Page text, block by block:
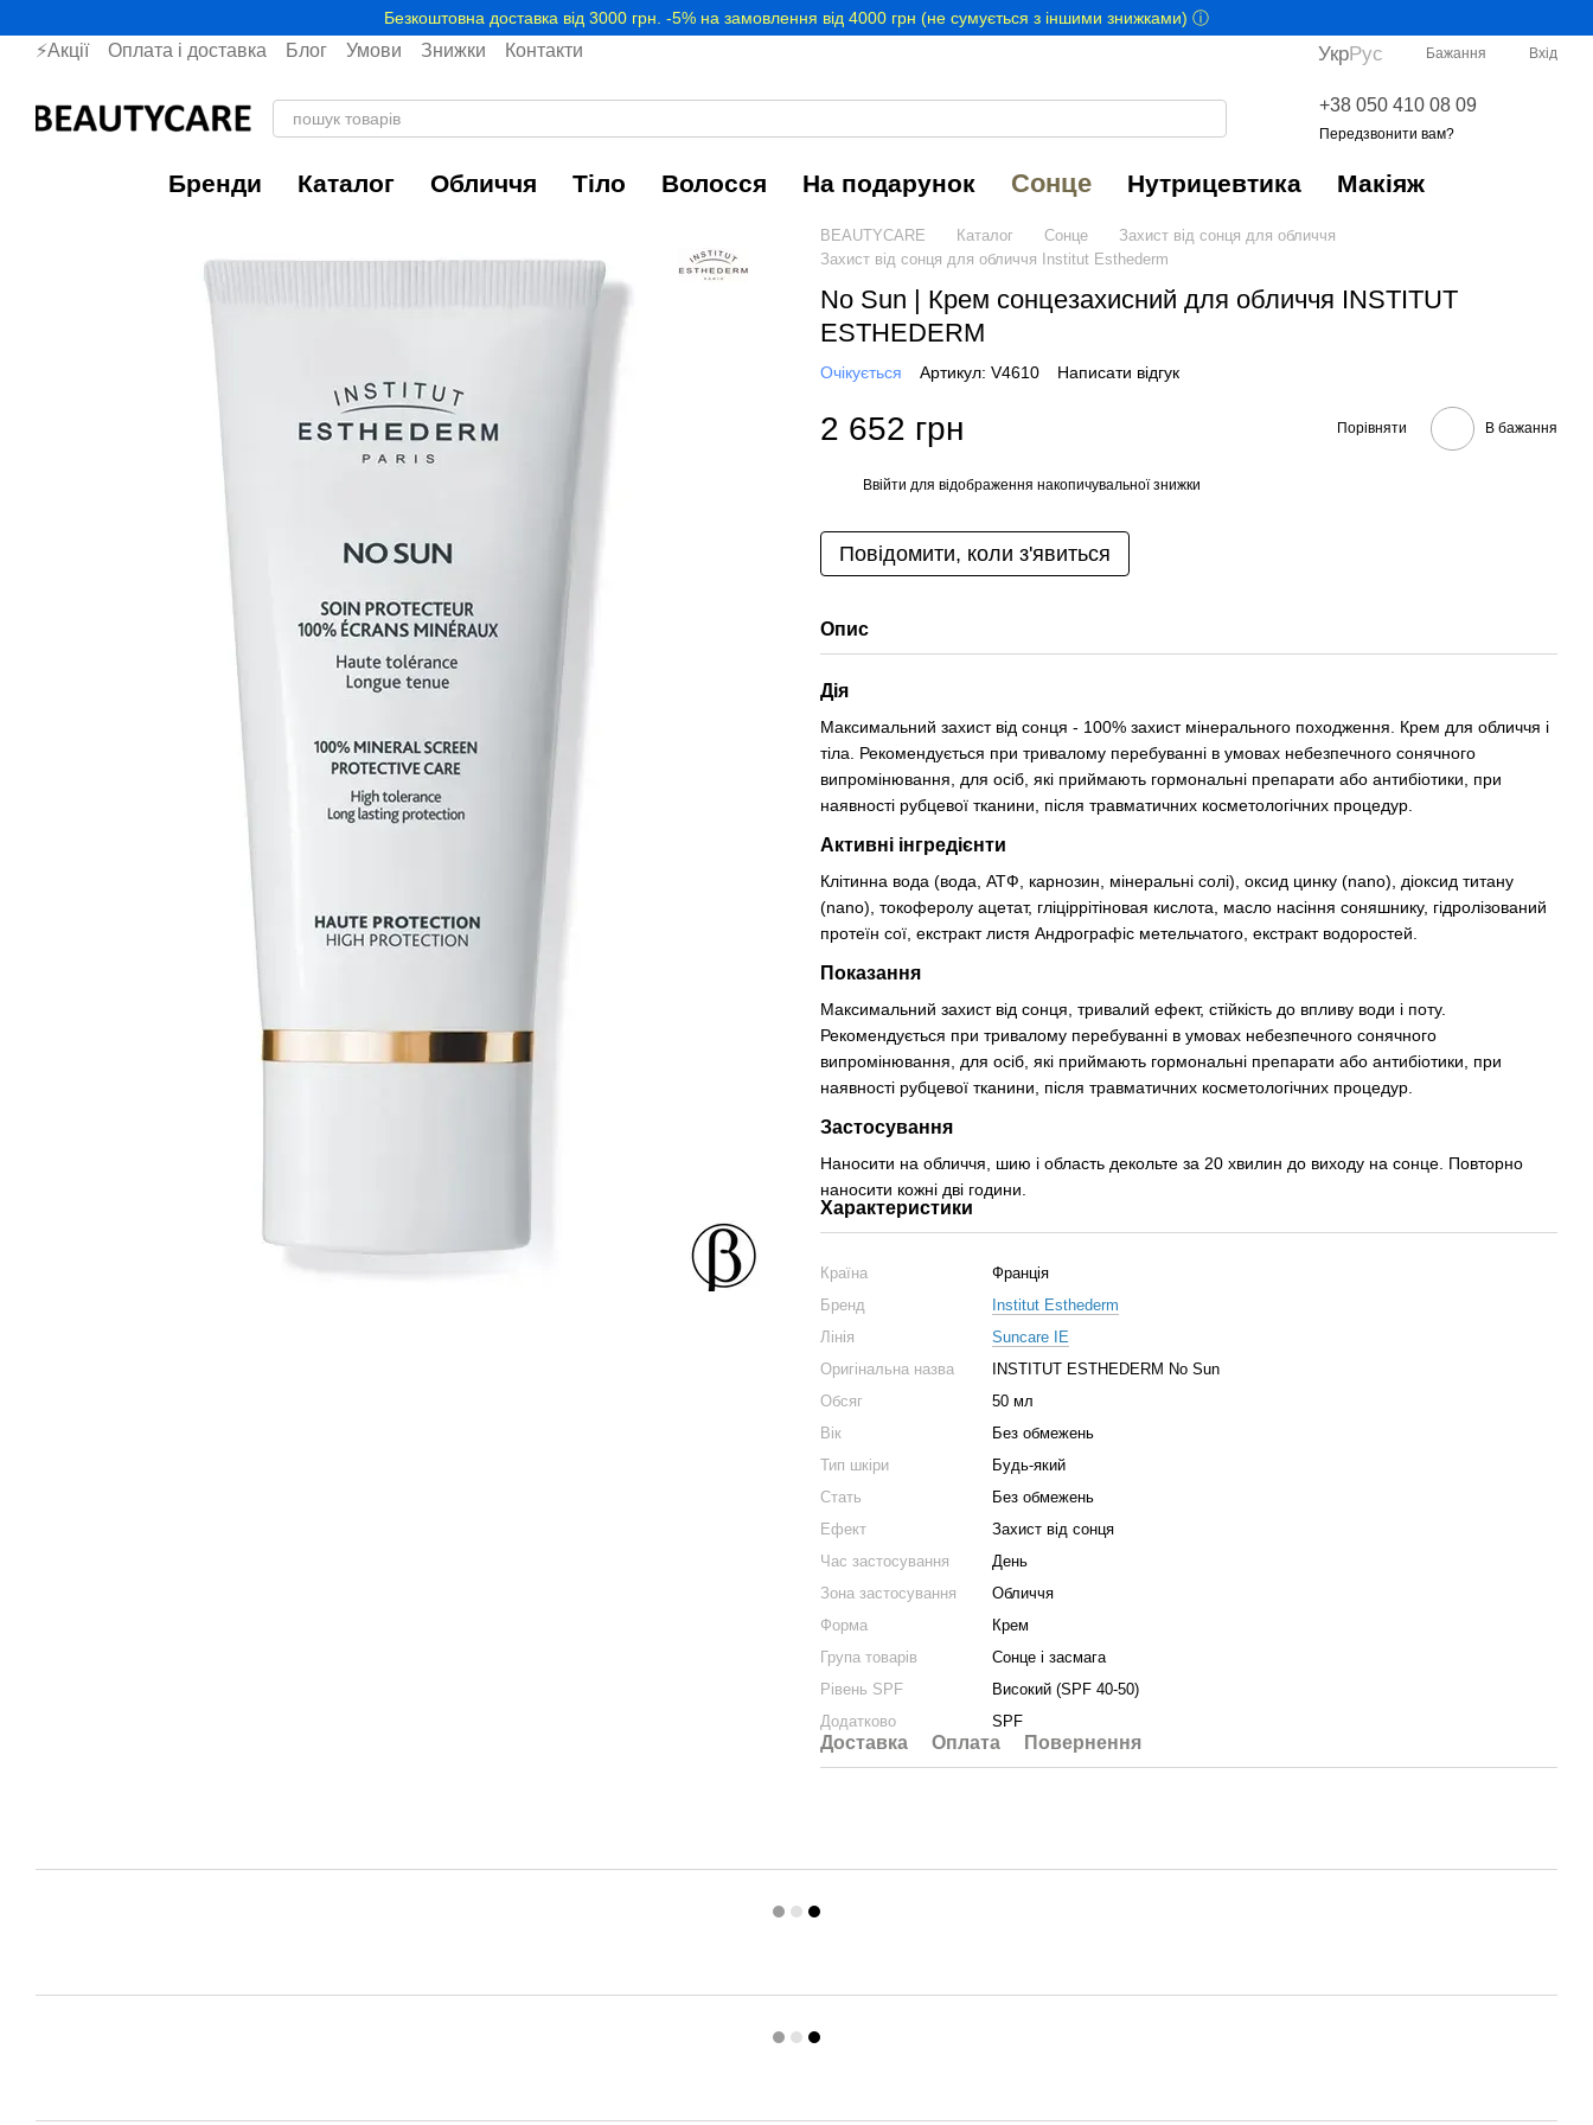
Безкоштовна доставка від 3000 грн. -5% на замовлення від 4000 грн (не сумується з іншими знижками) ⓘ
⚡Акції Оплата і доставка Блог Умови Знижки Контакти УкрРус Бажання Вхід
+38 050 410 08 09
Передзвонити вам?
Бренди Каталог Обличчя Тіло Волосся На подарунок Сонце Нутрицевтика Макіяж
BEAUTYCARE Каталог Сонце
Захист від сонця для обличчя
Захист від сонця для обличчя Institut Esthederm
No Sun | Крем сонцезахисний для обличчя INSTITUT
ESTHEDERM
Очікується Артикул: V4610 Написати відгук
2 652 грн Порівняти В бажання
Ввійти для відображення накопичувальної знижки
Повідомити, коли з'явиться
Опис
Дія
Максимальний захист від сонця - 100% захист мінерального походження. Крем для обличчя і
тіла. Рекомендується при тривалому перебуванні в умовах небезпечного сонячного
випромінювання, для осіб, які приймають гормональні препарати або антибіотики, при
наявності рубцевої тканини, після травматичних косметологічних процедур.
Активні інгредієнти
Клітинна вода (вода, АТФ, карнозин, мінеральні солі), оксид цинку (nano), діоксид титану
(nano), токоферолу ацетат, гліціррітіновая кислота, масло насіння соняшнику, гідролізований
протеїн сої, екстракт листя Андрографіс метельчатого, екстракт водоростей.
Показання
Максимальний захист від сонця, тривалий ефект, стійкість до впливу води і поту.
Рекомендується при тривалому перебуванні в умовах небезпечного сонячного
випромінювання, для осіб, які приймають гормональні препарати або антибіотики, при
наявності рубцевої тканини, після травматичних косметологічних процедур.
Застосування
Наносити на обличчя, шию і область декольте за 20 хвилин до виходу на сонце. Повторно
наносити кожні дві години.
Характеристики
Країна
Франція
Бренд
Institut Esthederm
Лінія
Suncare IE
Оригінальна назва
INSTITUT ESTHEDERM No Sun
Обсяг
50 мл
Вік
Без обмежень
Тип шкіри
Будь-який
Стать
Без обмежень
Ефект
Захист від сонця
Час застосування
День
Зона застосування
Обличчя
Форма
Крем
Група товарів
Сонце і засмага
Рівень SPF
Високий (SPF 40-50)
Додатково
SPF
Доставка Оплата Повернення